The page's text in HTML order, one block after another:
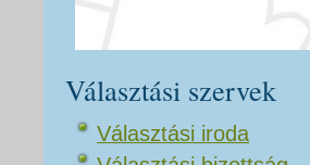
Választási szervek
Választási iroda